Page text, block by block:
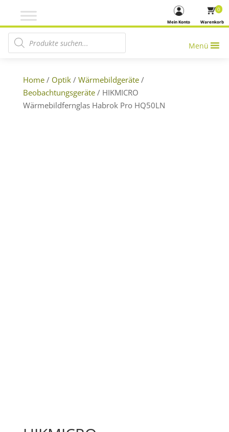
Warenkorb
0
Mein Konto
Products search
Menü
Home/ Optik/ Wärmebildgeräte/
Beobachtungsgeräte/ HIKMICRO
Wärmebildfernglas Habrok Pro HQ50LN